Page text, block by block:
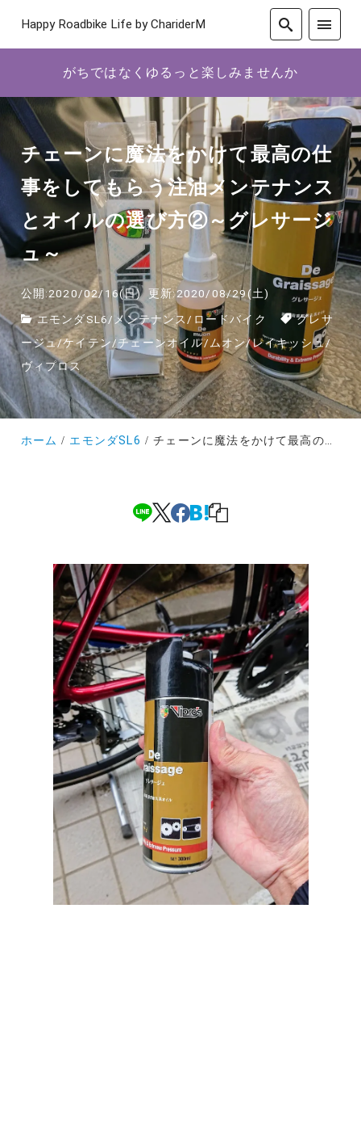
Happy Roadbike Life by ChariderM
がちではなくゆるっと楽しみませんか
チェーンに魔法をかけて最高の仕
事をしてもらう注油メンテナンス
とオイルの選び方②～グレサージ
ュ～
公開:2020/02/16(日) 更新:2020/08/29(土)
エモンダSL6/ メンテナンス / ロードバイク
グレサ
ージュ/ケイテン/チェーンオイル/ ムオン/レイキッシュ/
ヴィプロス
ホーム エモンダSL6 チェーンに魔法をかけて最高の仕事をしてもらう注油メンテナンスとオイルの選び方②～グレサージュ～